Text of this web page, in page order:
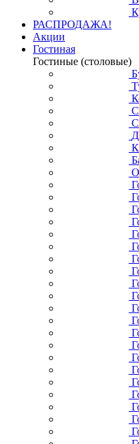
РАСПРОДАЖА!
Акции
Гостиная
Гостиные (столовые)